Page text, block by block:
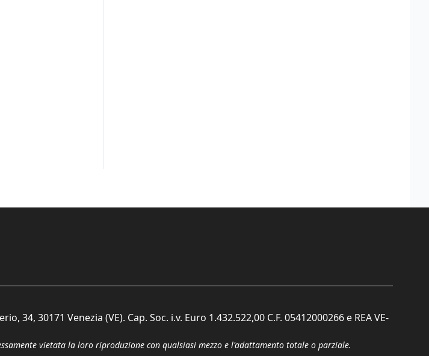
34, 30171 Venezia (VE). Cap. Soc. i.v. Euro 1.432.522,00 C.F. 05412000266 e REA VE-
vietata la loro riproduzione con qualsiasi mezzo e l'adattamento totale o parziale.